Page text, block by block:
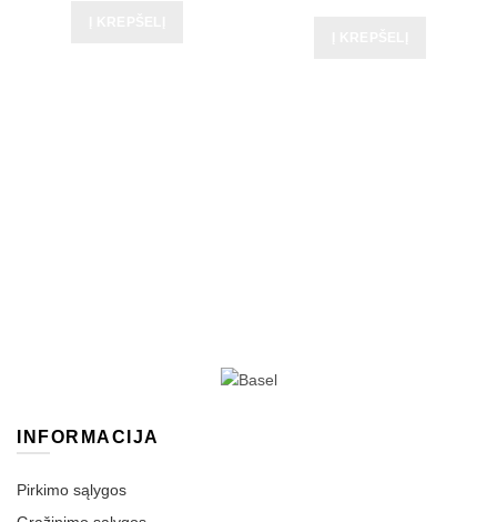
INFORMACIJA
Pirkimo sąlygos